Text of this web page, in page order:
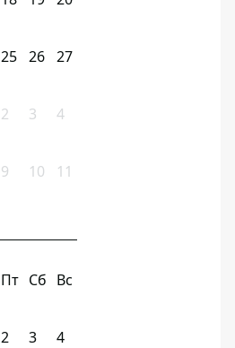
25 26 27
2 3 4
9 10 11
Пт Сб Вс
2 3 4